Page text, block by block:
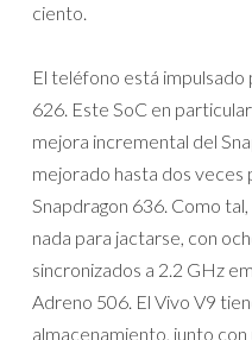
ciento.
El teléfono está
626. Este SoC en
mejora incremental del
mejorado hasta dos veces
Snapdragon 636. Como
nada para jactarse, con
sincronizados a 2.2 GHz
Adreno 506. El Vivo V9
almacenamiento, junto